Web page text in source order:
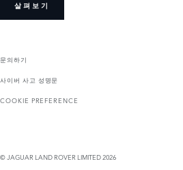
살펴보기
문의하기
사이버 사고 성명문
COOKIE PREFERENCE
© JAGUAR LAND ROVER LIMITED 2026